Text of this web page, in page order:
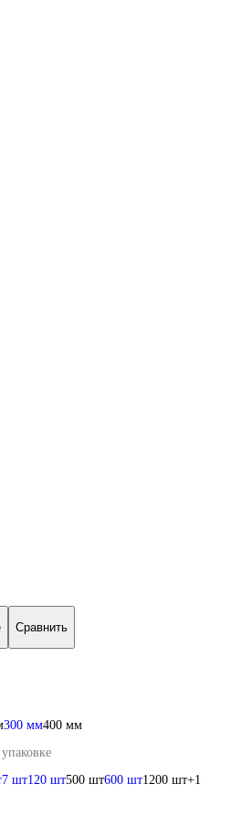
Сравнить
300 мм400 мм
7 шт120 шт500 шт600 шт1200 шт+1